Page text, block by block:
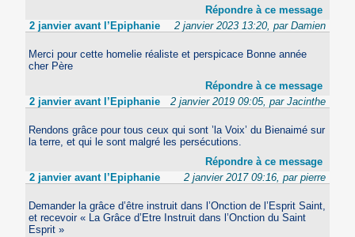
Répondre à ce message
2 janvier avant l’Epiphanie
2 janvier 2023 13:20, par Damien
Merci pour cette homelie réaliste et perspicace Bonne année
cher Père
Répondre à ce message
2 janvier avant l’Epiphanie
2 janvier 2019 09:05, par Jacinthe
Rendons grâce pour tous ceux qui sont ’la Voix’ du Bienaimé sur
la terre, et qui le sont malgré les persécutions.
Répondre à ce message
2 janvier avant l’Epiphanie
2 janvier 2017 09:16, par pierre
Demander la grâce d’être instruit dans l’Onction de l’Esprit Saint,
et recevoir « La Grâce d’Etre Instruit dans l’Onction du Saint
Esprit »